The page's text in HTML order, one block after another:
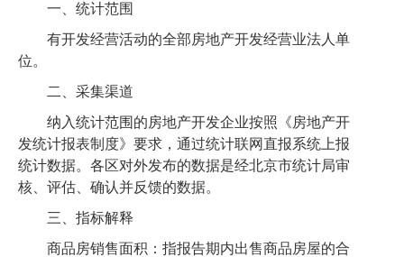
一、统计范围
有开发经营活动的全部房地产开发经营业法人单
位。
二、采集渠道
纳入统计范围的房地产开发企业按照《房地产开
发统计报表制度》要求，通过统计联网直报系统上报
统计数据。各区对外发布的数据是经北京市统计局审
核、评估、确认并反馈的数据。
三、指标解释
商品房销售面积：指报告期内出售商品房屋的合